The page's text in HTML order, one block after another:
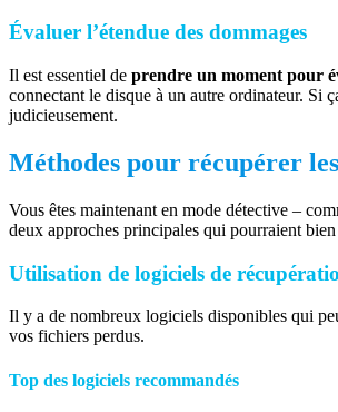
Évaluer l’étendue des dommages
Il est essentiel de prendre un moment pour
connectant le disque à un autre ordinateur. Si
judicieusement.
Méthodes pour récupérer
Vous êtes maintenant en mode détective –
deux approches principales qui pourraient
Utilisation de logiciels de
Il y a de nombreux logiciels disponibles qui
vos fichiers perdus.
Top des logiciels recommandés